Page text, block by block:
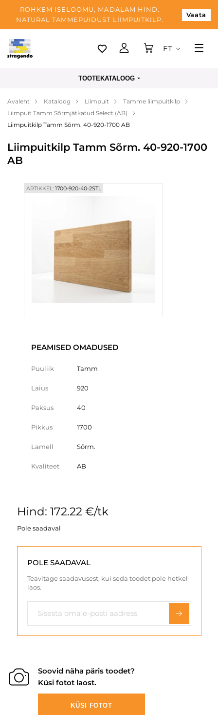
ROHKEM ISELOOMU, MADALAM HIND.
NATURAL TAMMEPUIDUST LIIMPUITKILP.
Vaata
Tallinn
Makse
Meist
Kontaktid
ET
TOOTEKATALOOG
Avaleht Kataloog Liimpuit
Tamme liimpuitkilp
Liimpuit Tamm Sõrmjätkatud Select (AB)
Liimpuitkilp Tamm Sõrm. 40-920-1700 AB
Liimpuitkilp Tamm Sõrm. 40-920-1700
AB
ARTIKKEL:1700-920-40-2STL
PEAMISED OMADUSED
Puuliik Tamm
Laius 920
Paksus 40
Pikkus 1700
Lamell Sõrm.
Kvaliteet AB
Hind: 172.22 €/tk
Pole saadaval
POLE SAADAVAL
Teavitage saadavusest, kui seda toodet pole hetkel
laos.
Soovid näha päris toodet?
Küsi fotot laost.
KÜSI FOTOT